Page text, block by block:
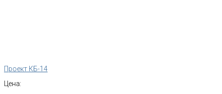
Проект КБ-14
Цена: